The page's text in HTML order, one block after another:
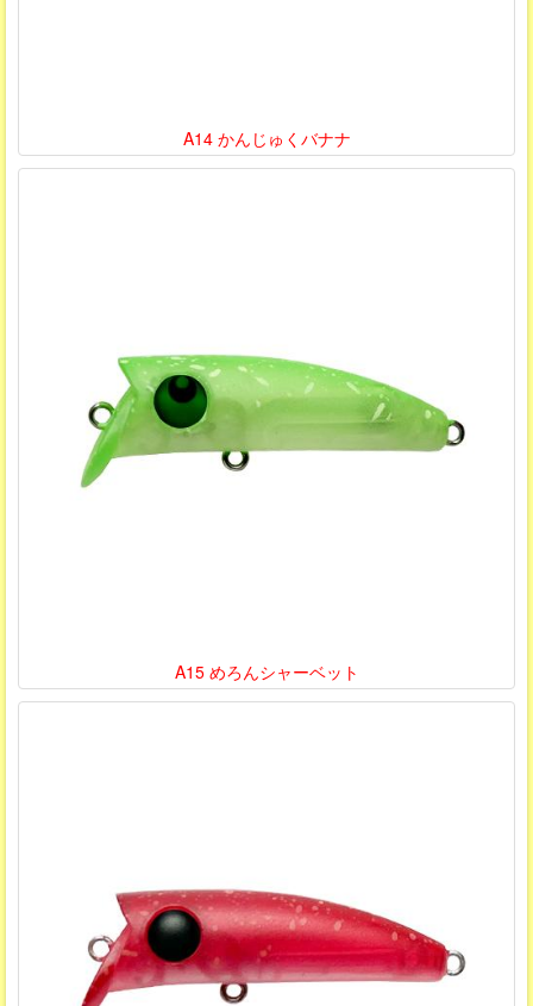
A14 かんじゅくバナナ
A15 めろんシャーベット